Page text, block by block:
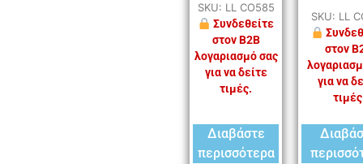
SKU: LL CO585
Συνδεθείτε
στον B2B
λογαριασμό σας
για να δείτε
τιμές.
Διαβάστε
περισσότερα
SKU: LL
στον
για να